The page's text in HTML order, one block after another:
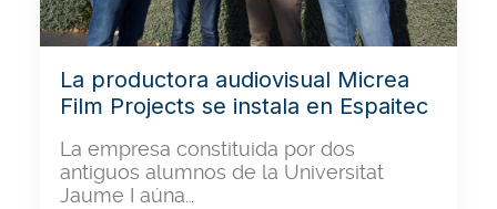
La productora audiovisual Micrea
Film Projects se instala en Espaitec
La empresa constituida por dos
antiguos alumnos de la Universitat
Jaume I aúna…